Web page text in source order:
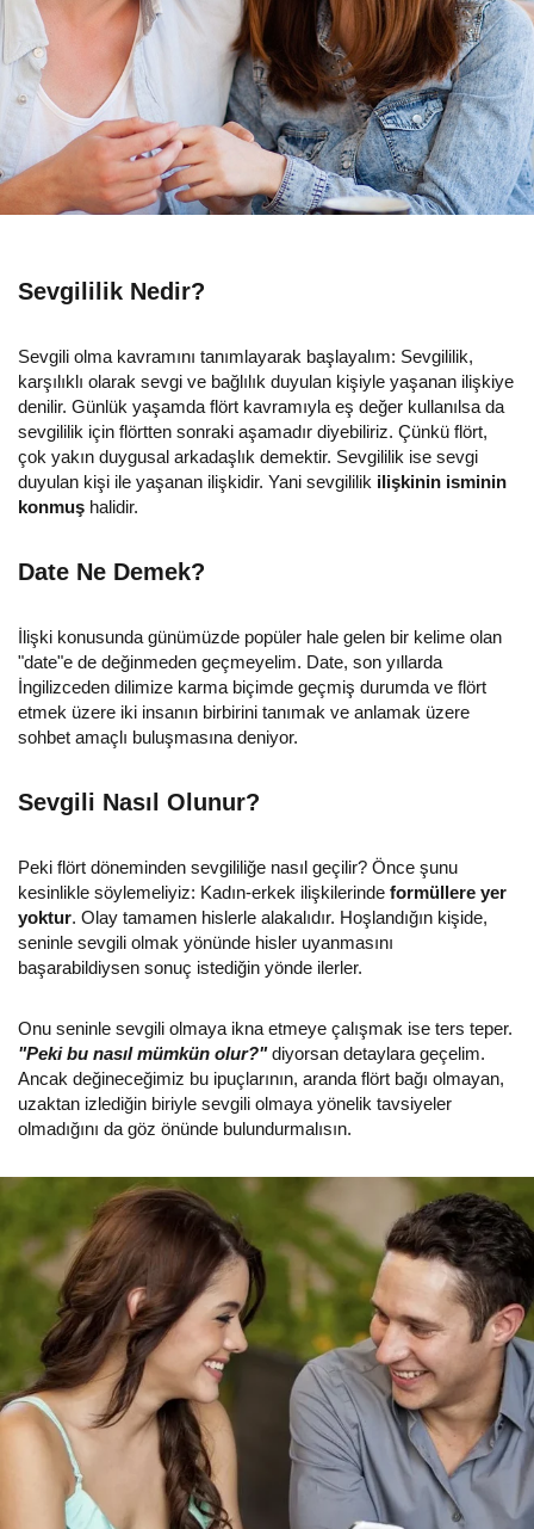
Sevgililik Nedir?
Sevgili olma kavramını tanımlayarak başlayalım: Sevgililik,
karşılıklı olarak sevgi ve bağlılık duyulan kişiyle yaşanan ilişkiye
denilir. Günlük yaşamda flört kavramıyla eş değer kullanılsa da
sevgililik için flörtten sonraki aşamadır diyebiliriz. Çünkü flört,
çok yakın duygusal arkadaşlık demektir. Sevgililik ise sevgi
duyulan kişi ile yaşanan ilişkidir. Yani sevgililik ilişkinin isminin
konmuş halidir.
Date Ne Demek?
İlişki konusunda günümüzde popüler hale gelen bir kelime olan
"date"e de değinmeden geçmeyelim. Date, son yıllarda
İngilizceden dilimize karma biçimde geçmiş durumda ve flört
etmek üzere iki insanın birbirini tanımak ve anlamak üzere
sohbet amaçlı buluşmasına deniyor.
Sevgili Nasıl Olunur?
Peki flört döneminden sevgililiğe nasıl geçilir? Önce şunu
kesinlikle söylemeliyiz: Kadın-erkek ilişkilerinde formüllere yer
yoktur. Olay tamamen hislerle alakalıdır. Hoşlandığın kişide,
seninle sevgili olmak yönünde hisler uyanmasını
başarabildiysen sonuç istediğin yönde ilerler.
Onu seninle sevgili olmaya ikna etmeye çalışmak ise ters teper.
"Peki bu nasıl mümkün olur?"diyorsan detaylara geçelim.
Ancak değineceğimiz bu ipuçlarının, aranda flört bağı olmayan,
uzaktan izlediğin biriyle sevgili olmaya yönelik tavsiyeler
olmadığını da göz önünde bulundurmalısın.